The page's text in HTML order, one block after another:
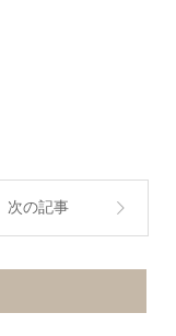
次の記事